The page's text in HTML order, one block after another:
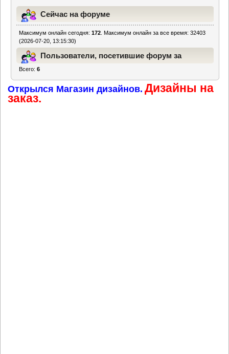
Сейчас на форуме
Максимум онлайн сегодня:172 . Максимум онлайн за все время: 32403
(2026-07-20, 13:15:30)
Пользователи, посетившие форум за
Всего:6
Открылся Магазин дизайнов. Дизайны на
заказ.